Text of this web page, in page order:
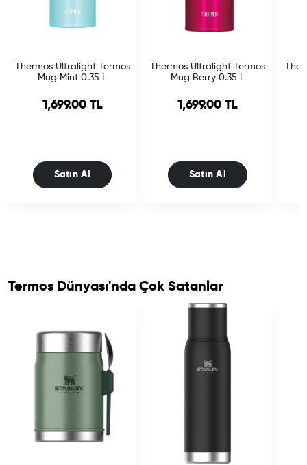
Thermos Ultralight Termos
Mug Mint 0.35 L
1,699.00 TL
Satın Al
Thermos Ultralight Termos
Mug Berry 0.35 L
1,699.00 TL
Satın Al
Termos Dünyası'nda Çok Satanlar